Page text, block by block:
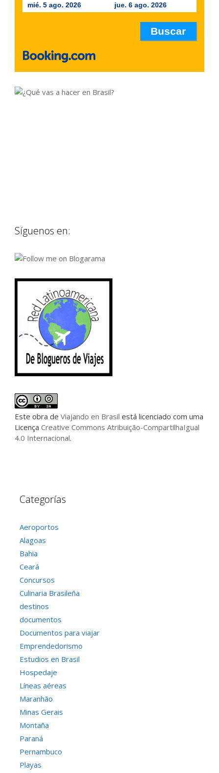
mié. 5 ago. 2026 jue. 6 ago. 2026
Síguenos en:
Este obra de Viajando en Brasil está licenciado com uma
Licença Creative Commons Atribuição-CompartilhaIgual
4.0 Internacional.
Categorías
Aeroportos
Alagoas
Bahia
Ceará
Concursos
Culinaria Brasileña
destinos
documentos
Documentos para viajar
Emprendedorismo
Estudios en Brasil
Hospedaje
Líneas aéreas
Maranhão
Minas Gerais
Montaña
Paraná
Pernambuco
Playas